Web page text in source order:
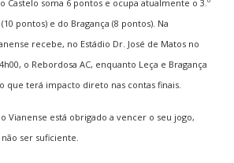
Castelo soma 6 pontos e ocupa atualmente o 3.º
(10 pontos) e do Bragança (8 pontos). Na
recebe, no Estádio Dr. José de Matos no
o Rebordosa AC, enquanto Leça e Bragança
que terá impacto direto nas contas finais.
Vianense está obrigado a vencer o seu jogo,
ser suficiente.